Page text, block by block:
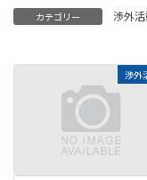
カテゴリー 渉外
渉外